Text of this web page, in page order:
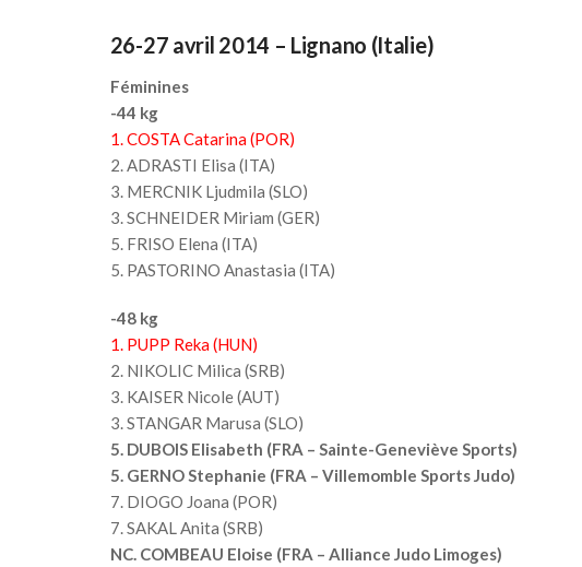
26-27 avril 2014 – Lignano (Italie)
Féminines
-44 kg
1. COSTA Catarina (POR)
2. ADRASTI Elisa (ITA)
3. MERCNIK Ljudmila (SLO)
3. SCHNEIDER Miriam (GER)
5. FRISO Elena (ITA)
5. PASTORINO Anastasia (ITA)
-48 kg
1. PUPP Reka (HUN)
2. NIKOLIC Milica (SRB)
3. KAISER Nicole (AUT)
3. STANGAR Marusa (SLO)
5. DUBOIS Elisabeth (FRA – Sainte-Geneviève Sports)
5. GERNO Stephanie (FRA – Villemomble Sports Judo)
7. DIOGO Joana (POR)
7. SAKAL Anita (SRB)
NC. COMBEAU Eloise (FRA – Alliance Judo Limoges)